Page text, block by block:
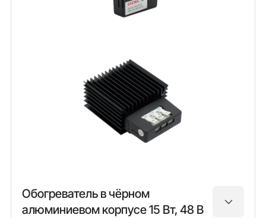
Обогреватель в чёрном
алюминиевом корпусе 15 Вт, 48 В